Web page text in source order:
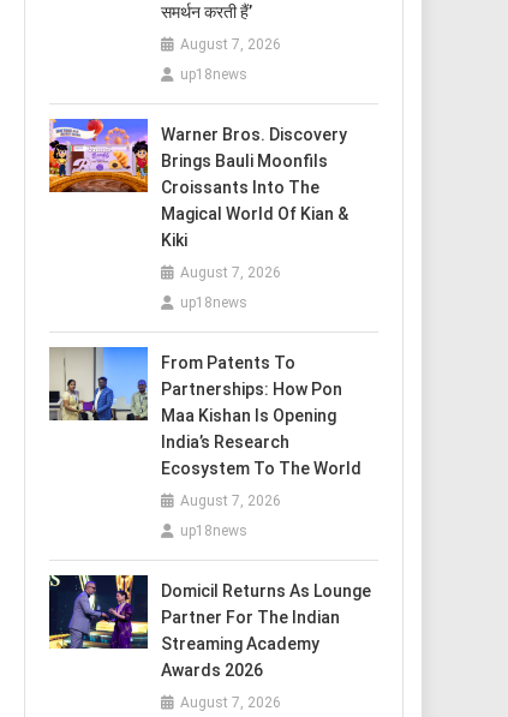
समर्थन करती हैं’
August 7, 2026
up18news
Warner Bros. Discovery
Brings Bauli Moonfils
Croissants Into The
Magical World Of Kian &
Kiki
August 7, 2026
up18news
From Patents To
Partnerships: How Pon
Maa Kishan Is Opening
India’s Research
Ecosystem To The World
August 7, 2026
up18news
Domicil Returns As Lounge
Partner For The Indian
Streaming Academy
Awards 2026
August 7, 2026